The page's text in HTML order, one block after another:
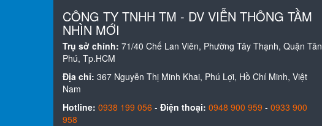
CÔNG TY TNHH TM - DV VIỄN THÔNG TẦM
NHÌN MỚI
Trụ sở chính: 71/40 Chế Lan Viên, Phường Tây Thạnh, Quận Tân
Phú, Tp.HCM
Địa chỉ: 367 Nguyễn Thị Minh Khai, Phú Lợi, Hồ Chí Minh, Việt
Nam
Hotline: 0938 199 056 - Điện thoại: 0948 900 959 - 0933 900
958